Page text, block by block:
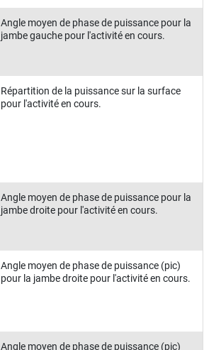
Angle moyen de phase de puissance pour la
jambe gauche pour l'activité en cours.
Répartition de la puissance sur la surface
pour l'activité en cours.
Angle moyen de phase de puissance pour la
jambe droite pour l'activité en cours.
Angle moyen de phase de puissance (pic)
pour la jambe droite pour l'activité en cours.
Angle moyen de phase de puissance (pic)